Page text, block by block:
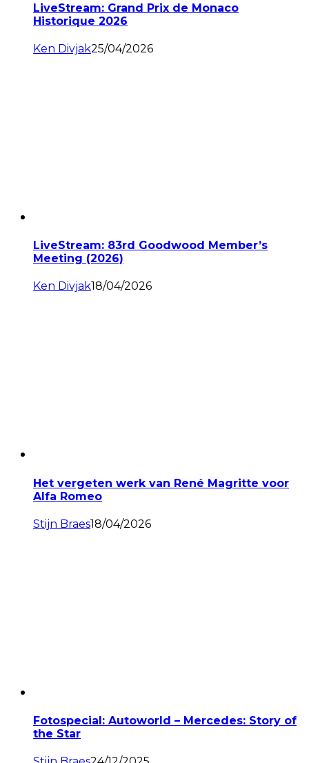
LiveStream: Grand Prix de Monaco
Historique 2026
Ken Divjak25/04/2026
LiveStream: 83rd Goodwood Member’s
Meeting (2026)
Ken Divjak18/04/2026
Het vergeten werk van René Magritte voor
Alfa Romeo
Stijn Braes18/04/2026
Fotospecial: Autoworld – Mercedes: Story of
the Star